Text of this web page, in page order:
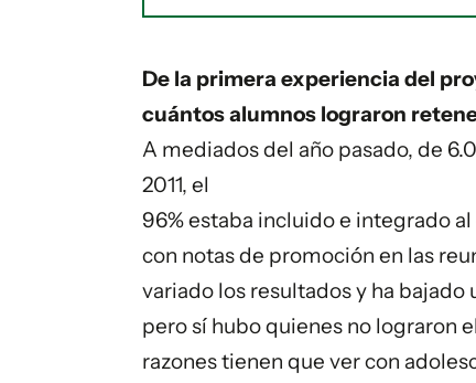
De la primera experiencia del
cuántos alumnos lograron
A mediados del año pasado, de
2011, el
96% estaba incluido e integrado
con notas de promoción en las
variado los resultados y ha
pero sí hubo quienes no lograron
razones tienen que ver con